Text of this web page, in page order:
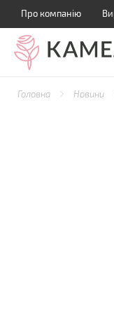
Про компанію
Головна Новини